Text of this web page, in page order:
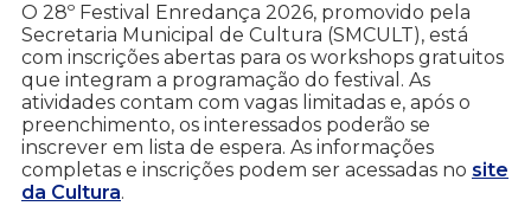
O 28º Festival Enredança 2026, promovido pela
Secretaria Municipal de Cultura (SMCULT), está
com inscrições abertas para os workshops gratuitos
que integram a programação do festival. As
atividades contam com vagas limitadas e, após o
preenchimento, os interessados poderão se
inscrever em lista de espera. As informações
completas e inscrições podem ser acessadas no site
da Cultura.